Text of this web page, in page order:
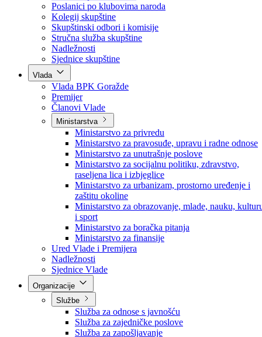
Skupština BPK Goražde
Rukovodstvo
Poslanici po strankama
Poslanici po klubovima naroda
Kolegij skupštine
Skupštinski odbori i komisije
Stručna služba skupštine
Nadležnosti
Sjednice skupštine
Vlada
Vlada BPK Goražde
Premijer
Članovi Vlade
Ministarstva
Ministarstvo za privredu
Ministarstvo za pravosuđe, upravu i radne odnose
Ministarstvo za unutrašnje poslove
Ministarstvo za socijalnu politiku, zdravstvo,
raseljena lica i izbjeglice
Ministarstvo za urbanizam, prostorno uređenje i
zaštitu okoline
Ministarstvo za obrazovanje, mlade, nauku,
i sport
Ministarstvo za boračka pitanja
Ministarstvo za finansije
Ured Vlade i Premijera
Nadležnosti
Sjednice Vlade
Službe